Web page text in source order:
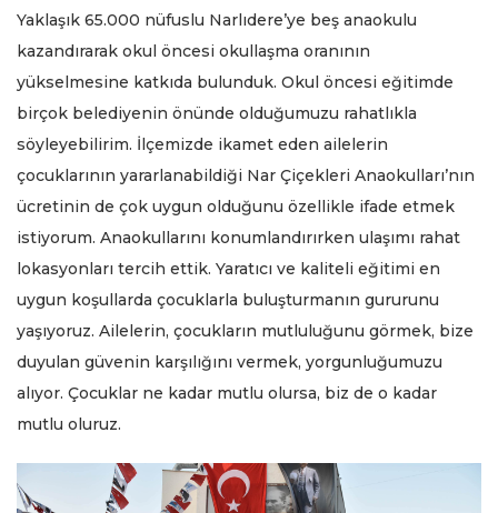
Yaklaşık 65.000 nüfuslu Narlıdere’ye beş anaokulu
kazandırarak okul öncesi okullaşma oranının
yükselmesine katkıda bulunduk. Okul öncesi eğitimde
birçok belediyenin önünde olduğumuzu rahatlıkla
söyleyebilirim. İlçemizde ikamet eden ailelerin
çocuklarının yararlanabildiği Nar Çiçekleri Anaokulları’nın
ücretinin de çok uygun olduğunu özellikle ifade etmek
istiyorum. Anaokullarını konumlandırırken ulaşımı rahat
lokasyonları tercih ettik. Yaratıcı ve kaliteli eğitimi en
uygun koşullarda çocuklarla buluşturmanın gururunu
yaşıyoruz. Ailelerin, çocukların mutluluğunu görmek, bize
duyulan güvenin karşılığını vermek, yorgunluğumuzu
alıyor. Çocuklar ne kadar mutlu olursa, biz de o kadar
mutlu oluruz.